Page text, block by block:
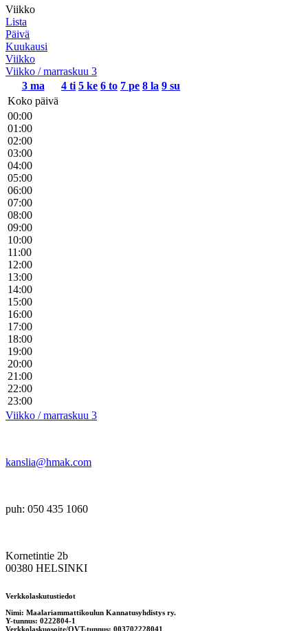
Viikko
Lista
Päivä
Kuukausi
Viikko
Viikko / marraskuu 3
3 ma 4 ti 5 ke 6 to 7 pe 8 la 9 su
Koko päivä
00:00
01:00
02:00
03:00
04:00
05:00
06:00
07:00
08:00
09:00
10:00
11:00
12:00
13:00
14:00
15:00
16:00
17:00
18:00
19:00
20:00
21:00
22:00
23:00
Viikko / marraskuu 3
kanslia@hmak.com
puh: 050 435 1060
Kornetintie 2b
00380 HELSINKI
Verkkolaskutustiedot
Nimi: Maalariammattikoulun Kannatusyhdistys ry.
Y-tunnus: 0222804-1
Verkkolaskuosoite/OVT-tunnus: 003702228041